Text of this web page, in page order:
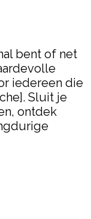
bent of net
iedereen die
Sluit je
ontdek